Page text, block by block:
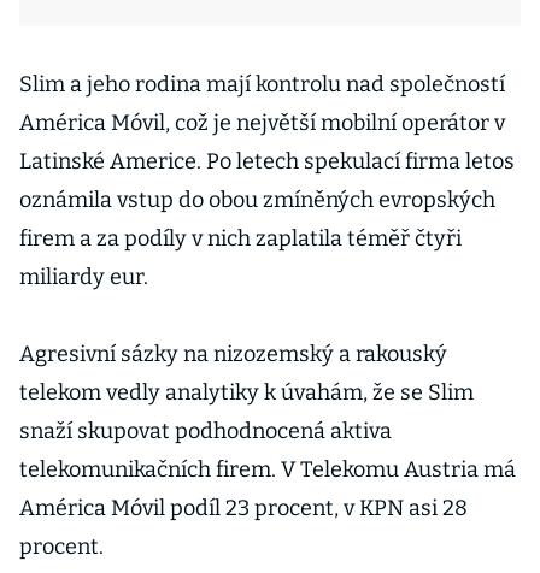
Slim a jeho rodina mají kontrolu nad společností
América Móvil, což je největší mobilní operátor v
Latinské Americe. Po letech spekulací firma letos
oznámila vstup do obou zmíněných evropských
firem a za podíly v nich zaplatila téměř čtyři
miliardy eur.
Agresivní sázky na nizozemský a rakouský
telekom vedly analytiky k úvahám, že se Slim
snaží skupovat podhodnocená aktiva
telekomunikačních firem. V Telekomu Austria má
América Móvil podíl 23 procent, v KPN asi 28
procent.